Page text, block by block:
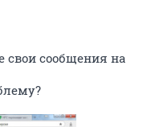
свои сообщения на